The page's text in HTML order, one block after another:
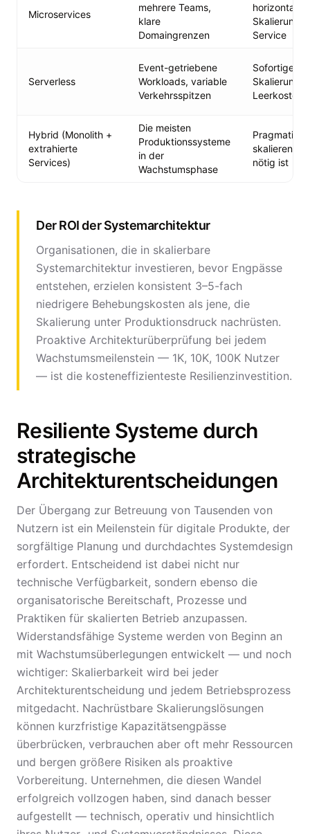
Microservices
mehrere Teams,
klare
Domaingrenzen
horizontale
Skalierung
Service
Serverless
Event-getriebene
Workloads, variable
Verkehrsspitzen
Sofortige
Skalierung,
Leerkosten
Hybrid (Monolith +
extrahierte
Services)
Die meisten
Produktionssysteme
in der
Wachstumsphase
skalieren,
nötig ist
Der ROI der Systemarchitektur
Organisationen, die in skalierbare
Systemarchitektur investieren, bevor Engpässe
entstehen, erzielen konsistent 3–5-fach
niedrigere Behebungskosten als jene, die
Skalierung unter Produktionsdruck nachrüsten.
Proaktive Architekturüberprüfung bei jedem
Wachstumsmeilenstein — 1K, 10K, 100K Nutzer
— ist die kosteneffizienteste Resilienzinvestition.
Resiliente Systeme durch
strategische
Architekturentscheidungen
Der Übergang zur Betreuung von Tausenden von
Nutzern ist ein Meilenstein für digitale Produkte, der
sorgfältige Planung und durchdachtes Systemdesign
erfordert. Entscheidend ist dabei nicht nur
technische Verfügbarkeit, sondern ebenso die
organisatorische Bereitschaft, Prozesse und
Praktiken für skalierten Betrieb anzupassen.
Widerstandsfähige Systeme werden von Beginn an
mit Wachstumsüberlegungen entwickelt — und noch
wichtiger: Skalierbarkeit wird bei jeder
Architekturentscheidung und jedem Betriebsprozess
mitgedacht. Nachrüstbare Skalierungslösungen
können kurzfristige Kapazitätsengpässe
überbrücken, verbrauchen aber oft mehr Ressourcen
und bergen größere Risiken als proaktive
Vorbereitung. Unternehmen, die diesen Wandel
erfolgreich vollzogen haben, sind danach besser
aufgestellt — technisch, operativ und hinsichtlich